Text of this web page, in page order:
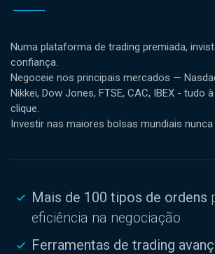
Numa plataforma de trading premiada,
confiança.
Negoceie nos principais mercados —
Nikkei, Dow Jones, FTSE, CAC, IBEX - tudo
clique.
Investir nas maiores bolsas mundiais
Mais de 100 tipos de ordens
eficiência na negociação
Ferramentas de trading